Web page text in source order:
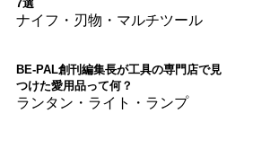
7選
ナイフ・刃物・マルチツール
BE-PAL創刊編集長が工具の専門店で見
つけた愛用品って何？
ランタン・ライト・ランプ